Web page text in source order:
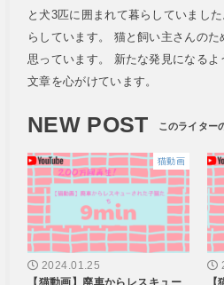
と犬3匹に囲まれて暮らしていまし
らしています。 猫と飼い主さんの
思っています。 新たな発見になる
文章を心がけています。
NEW POST
猫動画
2024.01.25